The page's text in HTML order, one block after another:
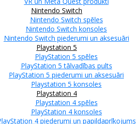
Nintendo Switch
Nintendo Switch spēles
Nintendo Switch konsoles
Nintendo Switch piederumi un aksesuāri
Playstation 5
PlayStation 5 spēles
PlayStation 5 tālvadības pults
PlayStation 5 piederumi un aksesuāri
Playstation 5 konsoles
Playstation 4
Playstation 4 spēles
PlayStation 4 konsoles
4 piederumi un papildaprīkojums